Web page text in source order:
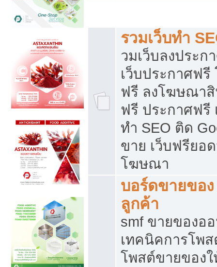
รวมเว็บทำ
วมเว็บลงประก
เว็บประกาศฟ
ฟรี ลงโฆษณา
ฟรี ประกาศฟรี
ทำ SEO ติด
ขาย เว็บฟรียอ
โฆษณา
บอร์ดขายของ
ลูกค้า
smf ขายของอ
เทคนิคการโพ
โพสต์ขายของ